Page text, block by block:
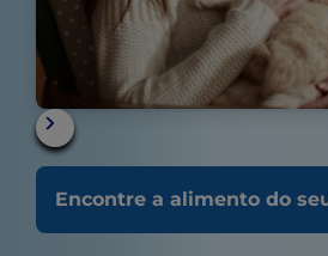
Encontre a alimento do